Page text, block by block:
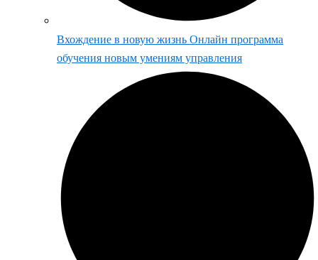
Вхождение в новую жизнь Онлайн программа
обучения новым умениям управления